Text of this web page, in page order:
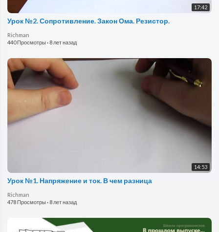
17:42
Урок №2. Сопротивление. Закон Ома. Резистор.
Richman
440 Просмотры· 8 лет назад
14:53
Урок №1. Напряжение и ток. В чем разница
Richman
478 Просмотры· 8 лет назад